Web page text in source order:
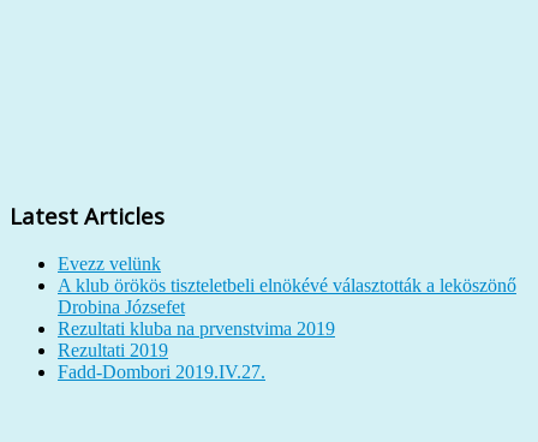
Latest Articles
Evezz velünk
A klub örökös tiszteletbeli elnökévé választották a leköszönő
Drobina Józsefet
Rezultati kluba na prvenstvima 2019
Rezultati 2019
Fadd-Dombori 2019.IV.27.